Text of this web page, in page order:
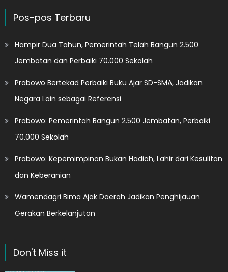
Pos-pos Terbaru
Hampir Dua Tahun, Pemerintah Telah Bangun 2.500
Jembatan dan Perbaiki 70.000 Sekolah
Prabowo Bertekad Perbaiki Buku Ajar SD-SMA, Jadikan
Negara Lain sebagai Referensi
Prabowo: Pemerintah Bangun 2.500 Jembatan, Perbaiki
70.000 Sekolah
Prabowo: Kepemimpinan Bukan Hadiah, Lahir dari Kesulitan
dan Keberanian
Wamendagri Bima Ajak Daerah Jadikan Penghijauan
Gerakan Berkelanjutan
Don't Miss it